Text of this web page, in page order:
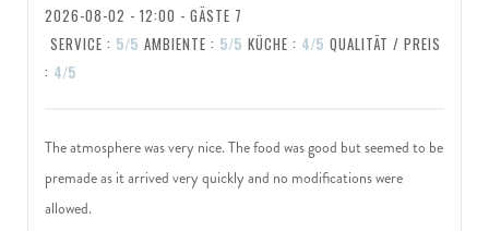
2026-08-02 - 12:00 - GÄSTE 7
SERVICE : 5/5 AMBIENTE : 5/5 KÜCHE : 4/5 QUALITÄT / PREIS
: 4/5
The atmosphere was very nice. The food was good but seemed to be
premade as it arrived very quickly and no modifications were
allowed.